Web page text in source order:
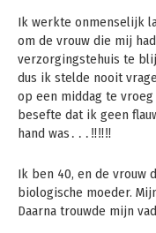
Ik werkte onmenselijk
om de vrouw die mij
verzorgingstehuis te
dus ik stelde nooit
op een middag te
besefte dat ik geen
hand was․․․‼️‼️‼️
Ik ben 40, en de vrouw
biologische moeder.
Daarna trouwde mijn